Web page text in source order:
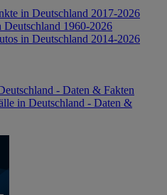
in Deutschland 2017-2026
1960-2026
in Deutschland 2014-2026
- Daten & Fakten
in Deutschland - Daten &